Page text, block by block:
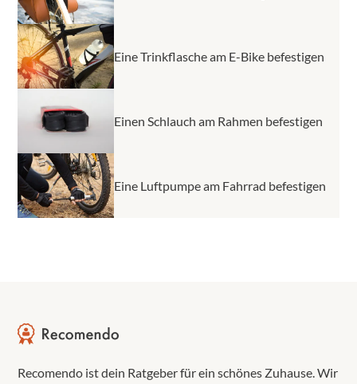
Eine Trinkflasche am E-Bike befestigen
Einen Schlauch am Rahmen befestigen
Eine Luftpumpe am Fahrrad befestigen
Recomendo ist dein Ratgeber für ein schönes Zuhause. Wir